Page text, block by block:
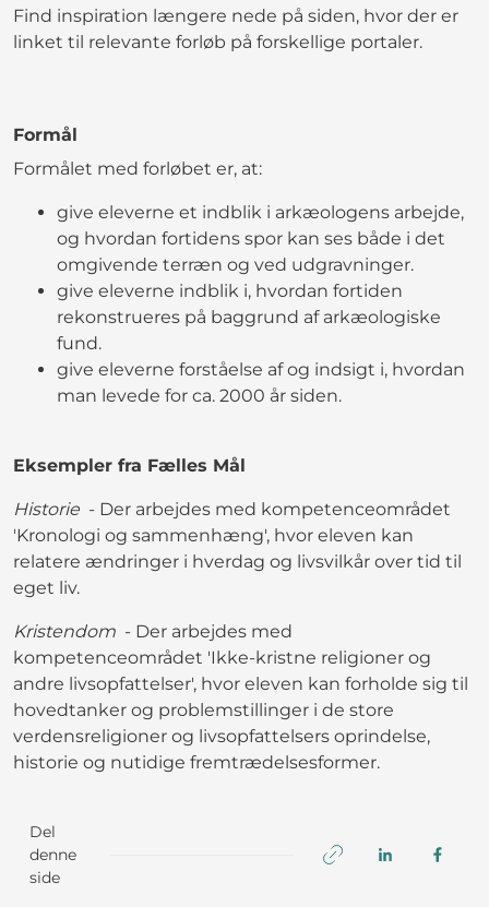
Find inspiration længere nede på siden, hvor der er
linket til relevante forløb på forskellige portaler.
Formål
Formålet med forløbet er, at:
give eleverne et indblik i arkæologens arbejde,
og hvordan fortidens spor kan ses både i det
omgivende terræn og ved udgravninger.
give eleverne indblik i, hvordan fortiden
rekonstrueres på baggrund af arkæologiske
fund.
give eleverne forståelse af og indsigt i, hvordan
man levede for ca. 2000 år siden.
Eksempler fra Fælles Mål
Historie - Der arbejdes med kompetenceområdet
'Kronologi og sammenhæng', hvor eleven kan
relatere ændringer i hverdag og livsvilkår over tid til
eget liv.
Kristendom - Der arbejdes med
kompetenceområdet 'Ikke-kristne religioner og
andre livsopfattelser', hvor eleven kan forholde sig til
hovedtanker og problemstillinger i de store
verdensreligioner og livsopfattelsers oprindelse,
historie og nutidige fremtrædelsesformer.
Del
denne
side